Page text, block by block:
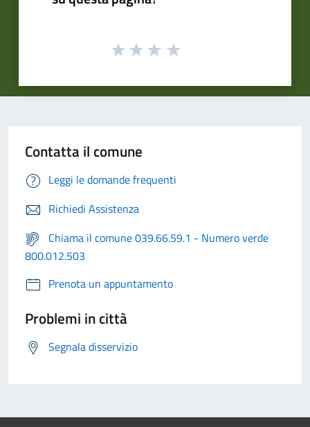
Contatta il comune
Leggi le domande frequenti
Richiedi Assistenza
Chiama il comune 039.66.59.1 - Numero verde
800.012.503
Prenota un appuntamento
Problemi in città
Segnala disservizio